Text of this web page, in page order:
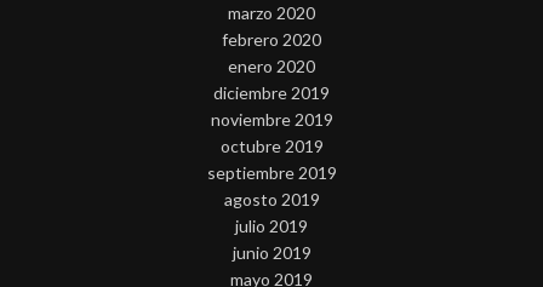
marzo 2020
febrero 2020
enero 2020
diciembre 2019
noviembre 2019
octubre 2019
septiembre 2019
agosto 2019
julio 2019
junio 2019
mayo 2019